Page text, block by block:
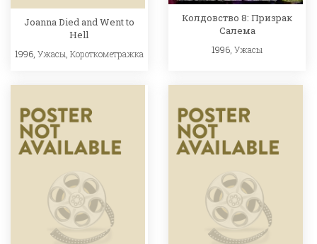
Joanna Died and Went to
Hell
1996, Ужасы, Короткометражка
Колдовство 8: Призрак
Салема
1996,Ужасы